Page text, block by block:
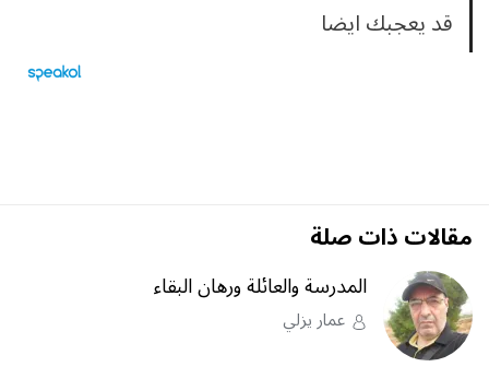
قد يعجبك ايضا
مقالات ذات صلة
المدرسة والعائلة ورهان البقاء
عمار يزلي